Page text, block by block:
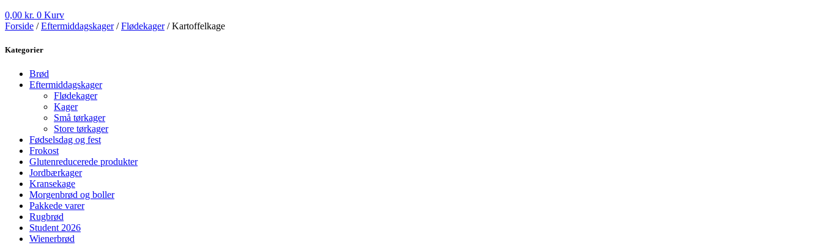
0,00 kr. 0 Kurv
Forside /Eftermiddagskager/Flødekager/ Kartoffelkage
Kategorier
Brød
Eftermiddagskager
Flødekager
Kager
Små tørkager
Store tørkager
Fødselsdag og fest
Frokost
Glutenreducerede produkter
Jordbærkager
Kransekage
Morgenbrød og boller
Pakkede varer
Rugbrød
Student 2026
Wienerbrød